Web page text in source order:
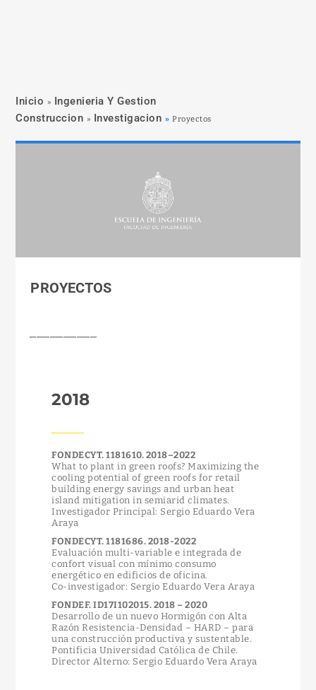
Inicio » Ingenieria Y Gestion
Construccion » Investigacion » Proyectos
PROYECTOS
2018
FONDECYT. 1181610. 2018–2022
What to plant in green roofs? Maximizing the
cooling potential of green roofs for retail
building energy savings and urban heat
island mitigation in semiarid climates.
Investigador Principal: Sergio Eduardo Vera
Araya
FONDECYT. 1181686. 2018-2022
Evaluación multi-variable e integrada de
confort visual con mínimo consumo
energético en edificios de oficina.
Co-investigador: Sergio Eduardo Vera Araya
FONDEF. ID17I102015. 2018 – 2020
Desarrollo de un nuevo Hormigón con Alta
Razón Resistencia-Densidad – HARD – para
una construcción productiva y sustentable.
Pontificia Universidad Católica de Chile.
Director Alterno: Sergio Eduardo Vera Araya